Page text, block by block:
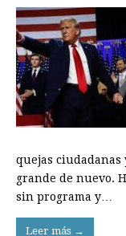
quejas
grande de nuevo.
sin programa y…
Leer más →